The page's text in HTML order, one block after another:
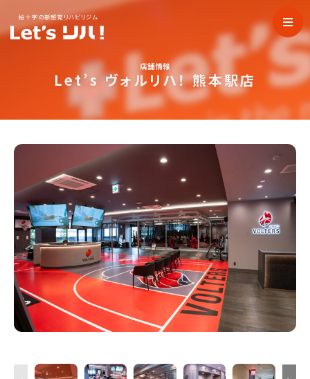
桜十字の新感覚リハビリジム
店舗情報
Let’s ヴォルリハ！ 熊本駅店